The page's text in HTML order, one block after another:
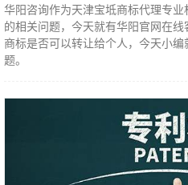
华阳咨询作为天津宝坻商标代理专
的相关问题，今天就有华阳官网在
商标是否可以转让给个人，今天小
题。